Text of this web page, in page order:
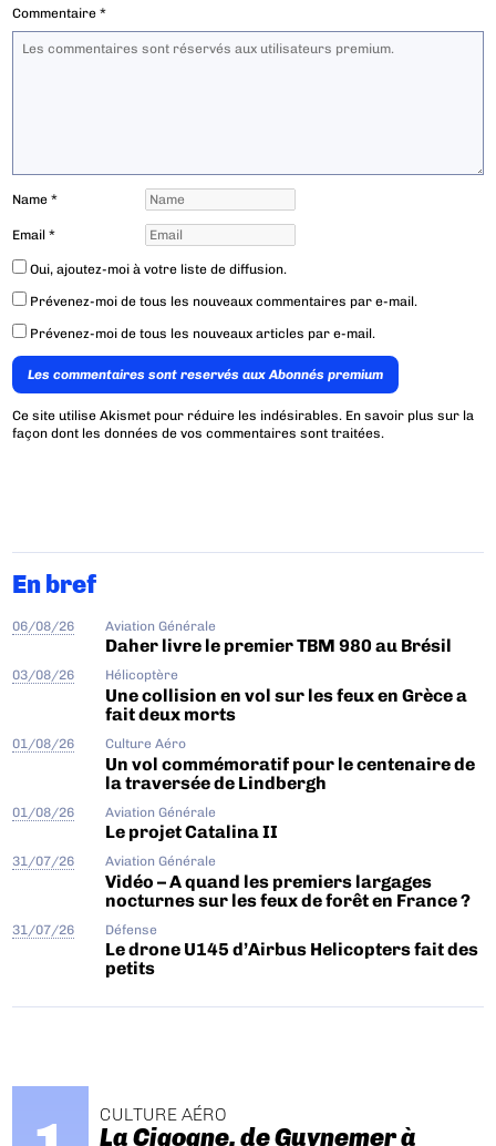
Commentaire*
Name*
Email*
Oui, ajoutez-moi à votre liste de diffusion.
Prévenez-moi de tous les nouveaux commentaires par e-mail.
Prévenez-moi de tous les nouveaux articles par e-mail.
Les commentaires sont reservés aux Abonnés premium
Ce site utilise Akismet pour réduire les indésirables. En savoir plus sur la
façon dont les données de vos commentaires sont traitées.
En bref
06/08/26 Aviation Générale
Daher livre le premier TBM 980 au Brésil
03/08/26 Hélicoptère
Une collision en vol sur les feux en Grèce a
fait deux morts
01/08/26 Culture Aéro
Un vol commémoratif pour le centenaire de
la traversée de Lindbergh
01/08/26 Aviation Générale
Le projet Catalina II
31/07/26 Aviation Générale
Vidéo – A quand les premiers largages
nocturnes sur les feux de forêt en France ?
31/07/26 Défense
Le drone U145 d’Airbus Helicopters fait des
petits
CULTURE AÉRO
La Cigogne, de Guynemer à